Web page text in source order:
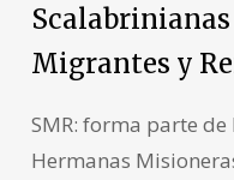
Migrantes y
SMR: forma parte
Hermanas